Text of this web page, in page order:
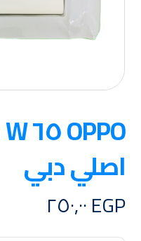
اصلي دبي
EGP